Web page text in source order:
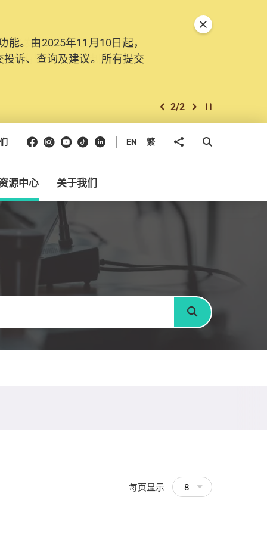
。由2025年11月10日起，
诉、查询及建议。所有提交
上一个
2/2 下一个开始/暂停幻灯
关闭特別通告
Facebook
Instagram
Youtube
抖音领英 EN 繁 分享到 开启搜寻框
源中心 关于我们
搜寻
每页显示 8